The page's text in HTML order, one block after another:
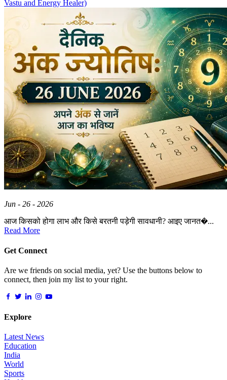
Vastu and Energy Healer)
Jun - 26 - 2026
आज किसको होगा लाभ और किसे बरतनी पड़ेगी सावधानी? आइए जानत�...
Read More
Get Connect
Are we friends on social media, yet? Use the buttons below to
connect, then join my list to your right.
Explore
Latest News
Education
India
World
Sports